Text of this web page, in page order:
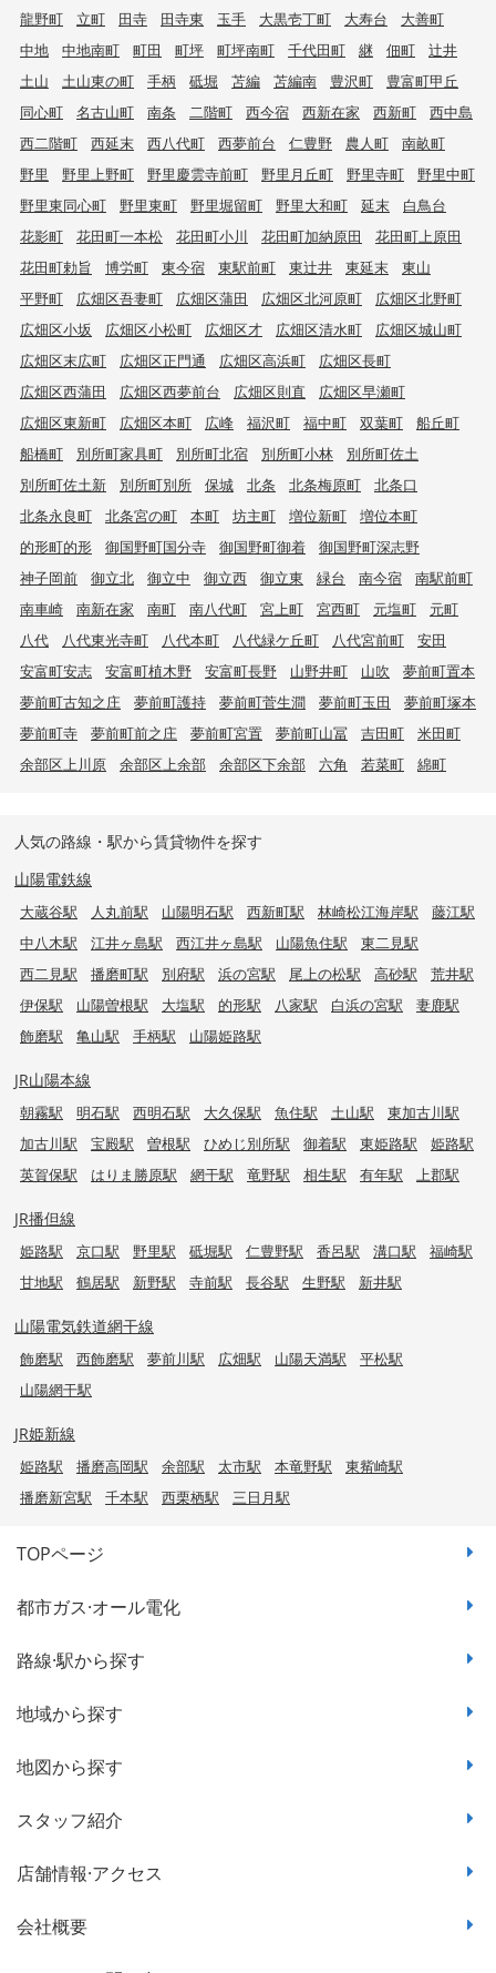
龍野町
立町 田寺 田寺東 玉手 大黒壱丁町 大寿台
大善町
中地
中地南町 町田 町坪 町坪南町 千代田町 継 佃町
辻井
土山
土山東の町 手柄 砥堀 苫編 苫編南 豊沢町
豊富町甲丘
同心町
名古山町 南条 二階町 西今宿 西新在家 西新町
西中島
西二階町
西延末 西八代町 西夢前台 仁豊野 農人町
南畝町
野里
野里上野町 野里慶雲寺前町 野里月丘町 野里寺町
野里中町
野里東同心町
野里東町 野里堀留町 野里大和町 延末
白鳥台
花影町
花田町一本松 花田町小川 花田町加納原田
花田町上原田
花田町勅旨
博労町 東今宿 東駅前町 東辻井 東延末
東山
平野町
広畑区吾妻町 広畑区蒲田 広畑区北河原町
広畑区北野町
広畑区小坂
広畑区小松町 広畑区才 広畑区清水町
広畑区城山町
広畑区末広町
広畑区正門通 広畑区高浜町
広畑区長町
広畑区西蒲田
広畑区西夢前台 広畑区則直
広畑区早瀬町
広畑区東新町
広畑区本町 広峰 福沢町 福中町 双葉町
船丘町
船橋町
別所町家具町 別所町北宿 別所町小林
別所町佐土
別所町佐土新
別所町別所 保城 北条 北条梅原町
北条口
北条永良町
北条宮の町 本町 坊主町 増位新町
増位本町
的形町的形
御国野町国分寺 御国野町御着
御国野町深志野
神子岡前
御立北 御立中 御立西 御立東 緑台 南今宿
南駅前町
南車崎
南新在家 南町 南八代町 宮上町 宮西町 元塩町
元町
八代
八代東光寺町 八代本町 八代緑ケ丘町 八代宮前町
安田
安富町安志
安富町植木野 安富町長野 山野井町 山吹
夢前町置本
夢前町古知之庄
夢前町護持 夢前町菅生澗 夢前町玉田
夢前町塚本
夢前町寺
夢前町前之庄 夢前町宮置 夢前町山冨 吉田町
米田町
余部区上川原
余部区上余部 余部区下余部 六角 若菜町 綿町
人気の路線・駅から賃貸物件を探す
山陽電鉄線
大蔵谷駅 人丸前駅 山陽明石駅 西新町駅 林崎松江海岸駅
藤江駅
中八木駅
江井ヶ島駅 西江井ヶ島駅 山陽魚住駅
東二見駅
西二見駅
播磨町駅 別府駅 浜の宮駅 尾上の松駅 高砂駅
荒井駅
伊保駅
山陽曽根駅 大塩駅 的形駅 八家駅 白浜の宮駅
妻鹿駅
飾磨駅
亀山駅 手柄駅 山陽姫路駅
JR山陽本線
朝霧駅 明石駅 西明石駅 大久保駅 魚住駅 土山駅
東加古川駅
加古川駅
宝殿駅 曽根駅 ひめじ別所駅 御着駅 東姫路駅
姫路駅
英賀保駅
はりま勝原駅 網干駅 竜野駅 相生駅 有年駅 上郡駅
JR播但線
姫路駅 京口駅 野里駅 砥堀駅 仁豊野駅 香呂駅 溝口駅
福崎駅
甘地駅
鶴居駅 新野駅 寺前駅 長谷駅 生野駅 新井駅
山陽電気鉄道網干線
飾磨駅 西飾磨駅 夢前川駅 広畑駅 山陽天満駅
平松駅
山陽網干駅
JR姫新線
姫路駅 播磨高岡駅 余部駅 太市駅 本竜野駅
東觜崎駅
播磨新宮駅
千本駅 西栗栖駅 三日月駅
TOPページ
都市ガス·オール電化
路線·駅から探す
地域から探す
地図から探す
スタッフ紹介
店舗情報·アクセス
会社概要